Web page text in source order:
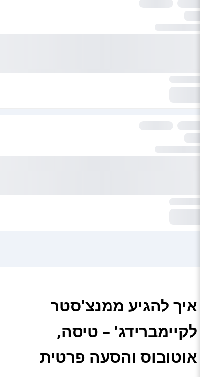
איך להגיע ממנצ'סטר
לקיימברידג' – טיסה,
אוטובוס והסעה פרטית